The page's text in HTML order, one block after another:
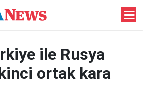
ile Rusya
ortak kara